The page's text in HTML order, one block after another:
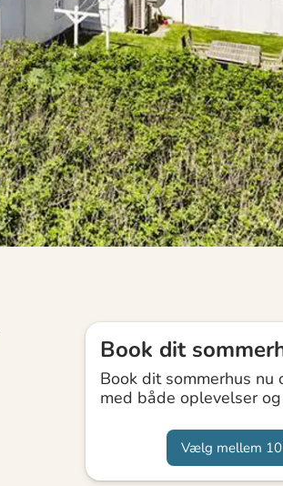
Book dit
Book dit sommerhus
med både oplevelser
Vælg mellem